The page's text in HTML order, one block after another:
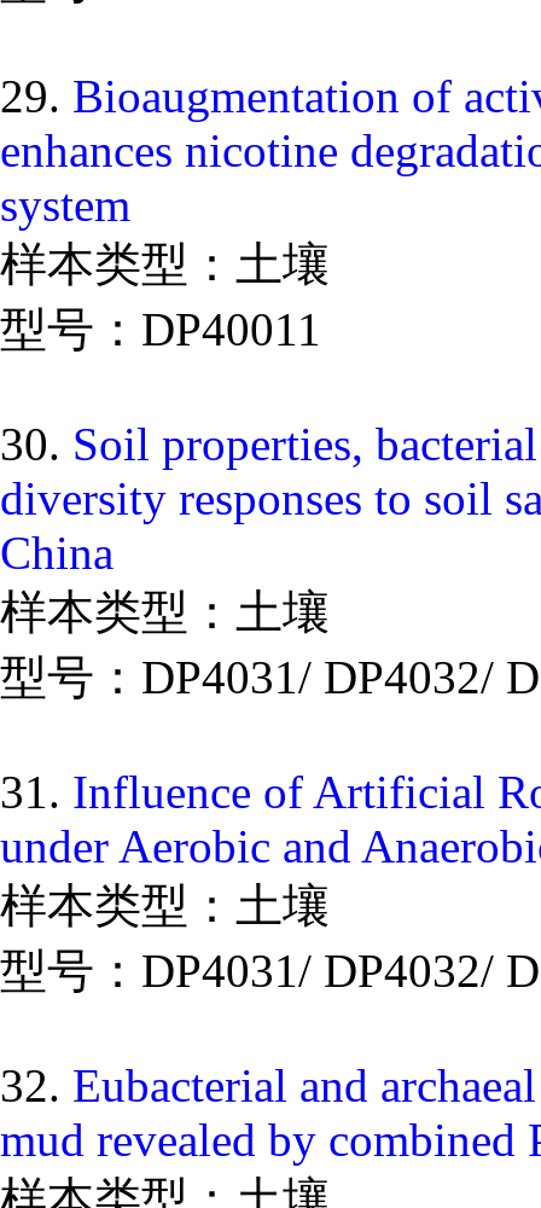
29. Bioaugmentation of
enhances nicotine
system
样本类型：土壤
型号：DP40011
30. Soil properties,
diversity responses to soil
China
样本类型：土壤
型号：DP4031/ DP4032/
31. Influence of Artificial
under Aerobic and
样本类型：土壤
型号：DP4031/ DP4032/
32. Eubacterial and
mud revealed by combined